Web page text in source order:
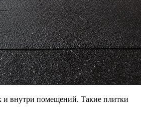
и внутри помещений. Такие плитки